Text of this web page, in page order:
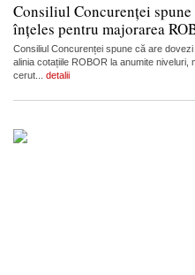
Consiliul Concurenței spune
înțeles pentru majorarea
Consiliul Concurenței spune că are
alinia cotațiile ROBOR la anumite
cerut... detalii